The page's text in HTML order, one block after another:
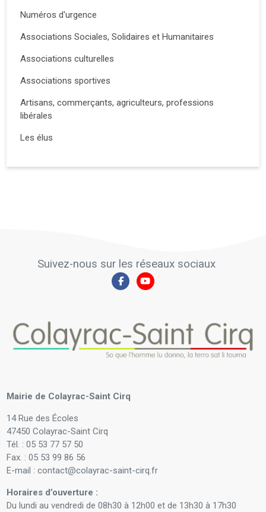
Numéros d'urgence
Associations Sociales, Solidaires et Humanitaires
Associations culturelles
Associations sportives
Artisans, commerçants, agriculteurs, professions
libérales
Les élus
Suivez-nous sur les réseaux sociaux
Mairie de Colayrac-Saint Cirq
14 Rue des Écoles
47450 Colayrac-Saint Cirq
Tél. : 05 53 77 57 50
Fax. : 05 53 99 86 56
E-mail : contact@colayrac-saint-cirq.fr
Horaires d’ouverture :
Du lundi au vendredi de 08h30 à 12h00 et de 13h30 à 17h30